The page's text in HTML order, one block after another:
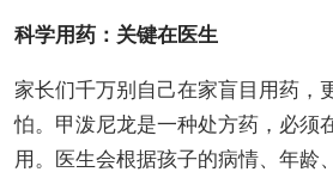
科学用药：关键在医生
家长们千万别自己在家盲目用药，
怕。甲泼尼龙是一种处方药，必须
用。医生会根据孩子的病情、年龄